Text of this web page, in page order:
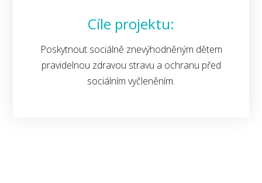
Cíle projektu:
Poskytnout sociálně znevýhodněným dětem
pravidelnou zdravou stravu a ochranu před
sociálním vyčleněním.